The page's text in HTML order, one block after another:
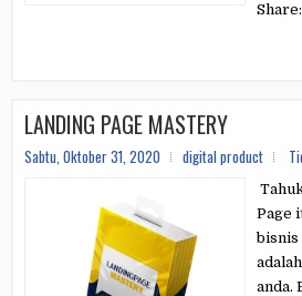
Share:
LANDING PAGE MASTERY
Sabtu, Oktober 31, 2020 digital product
Page
bisnis
anda.